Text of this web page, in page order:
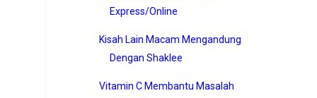
Express/Online
Kisah Lain Macam Mengandung
Dengan Shaklee
Vitamin C Membantu Masalah